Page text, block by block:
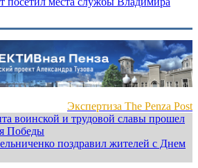
Экспертиза The Penza Post
воинской и трудовой славы прошел
Победы
поздравил жителей с Днем